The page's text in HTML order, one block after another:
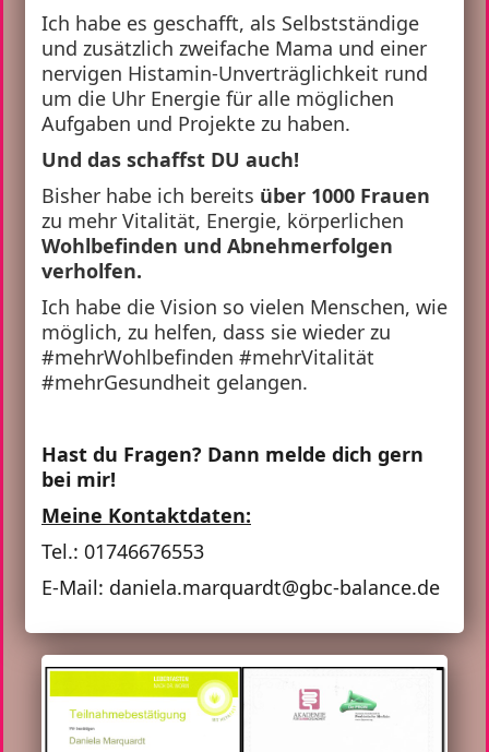
Ich habe es geschafft, als Selbstständige
und zusätzlich zweifache Mama und einer
nervigen Histamin-Unverträglichkeit rund
um die Uhr Energie für alle möglichen
Aufgaben und Projekte zu haben.
Und das schaffst DU auch!
Bisher habe ich bereits über 1000 Frauen
zu mehr Vitalität, Energie, körperlichen
Wohlbefinden und Abnehmerfolgen
verholfen.
Ich habe die Vision so vielen Menschen, wie
möglich, zu helfen, dass sie wieder zu
#mehrWohlbefinden #mehrVitalität
#mehrGesundheit gelangen.
Hast du Fragen? Dann melde dich gern
bei mir!
Meine Kontaktdaten:
Tel.: 01746676553
E-Mail: daniela.marquardt@gbc-balance.de